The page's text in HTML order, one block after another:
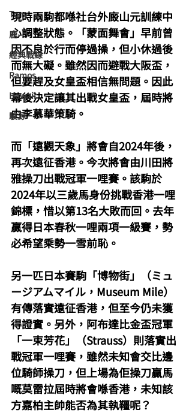
Tony
鹿
經典戰線
Ramos
Hawaii
駿源
現時兩駒都喺社台外廄山元訓練中
心調整狀態。「蒙面舞會」早前曾
因不良於行而停過操，但小休過後
而無大礙。雖然因而避戰大阪盃，
但要趕及女皇盃相信無問題。因此
幕後決定讓其出戰女皇盃，屆時將
由李慕華策騎。
而「遠觀天象」將會自2024年後，
再次遠征香港。今次將會由川田將
雅操刀出戰冠軍一哩賽。該駒於
2024年以三歲馬身份挑戰香港一哩
錦標，惜以第13名大敗而回。去年
贏得日本春秋一哩兩項一級賽，勢
必希望乘勢一雪前恥。
另一匹日本賽駒「博物街」（ミュ
ージアムマイル，Museum Mile）
有傳落實遠征香港，但至今仍未獲
得證實。另外，阿布達比金盃冠軍
「一束芳花」（Strauss）則落實出
戰冠軍一哩賽，雖然未知會交比邊
位騎師操刀，但上場為佢操刀贏馬
嘅莫雷拉屆時將會喺香港，未知該
方嘉柏主帥能否為其執韁呢？